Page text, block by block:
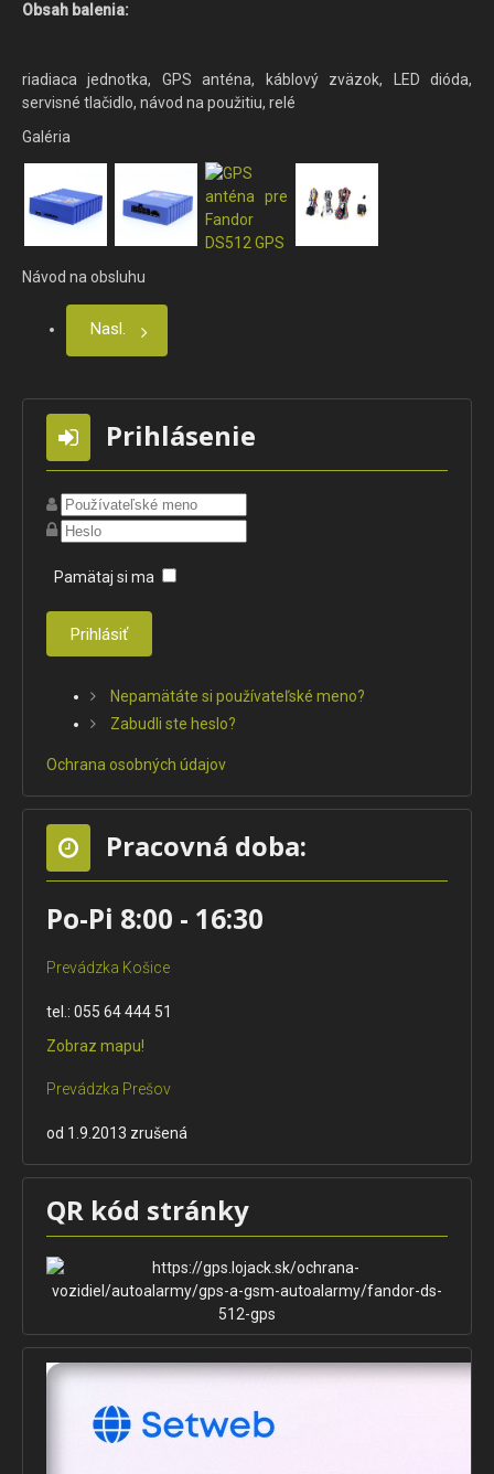
Obsah balenia:
riadiaca jednotka, GPS anténa, káblový zväzok, LED dióda,
servisné tlačidlo, návod na použitiu, relé
Galéria
Návod na obsluhu
Nasl.
Prihlásenie
Pamätaj si ma
Prihlásiť
Nepamätáte si používateľské meno?
Zabudli ste heslo?
Ochrana osobných údajov
Pracovná doba:
Po-Pi 8:00 - 16:30
Prevádzka Košice
tel.: 055 64 444 51
Zobraz mapu!
Prevádzka Prešov
od 1.9.2013 zrušená
QR kód stránky